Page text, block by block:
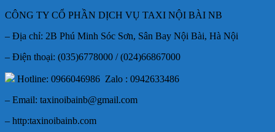
CÔNG TY CỔ PHẦN DỊCH VỤ TAXI NỘI BÀI NB
– Địa chỉ: 2B Phú Minh Sóc Sơn, Sân Bay Nội Bài, Hà Nội
– Điện thoại: (035)6778000 / (024)66867000
Hotline: 0966046986 Zalo : 0942633486
– Email: taxinoibainb@gmail.com
– http:taxinoibainb.com